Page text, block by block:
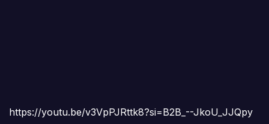
https://youtu.be/v3VpPJRttk8?si=B2B_--JkoU_JJQpy